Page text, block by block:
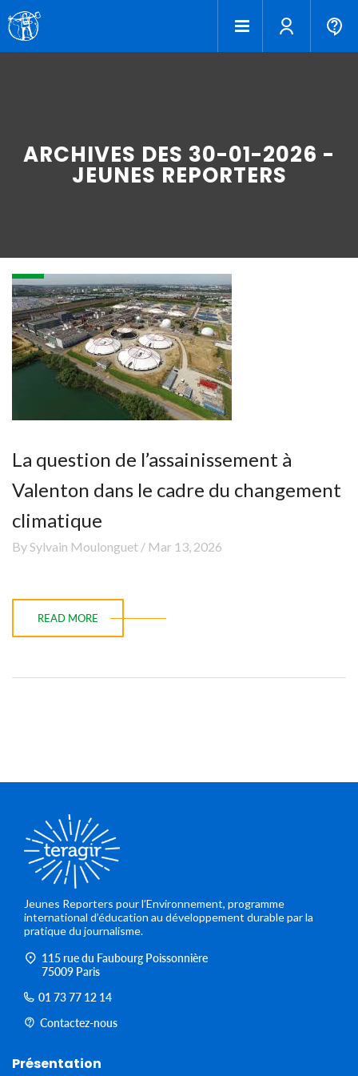
ARCHIVES DES 30-01-2026 -
JEUNES REPORTERS
La question de l’assainissement à
Valenton dans le cadre du changement
climatique
By Sylvain Moulonguet / Mar 13, 2026
READ MORE
Jeunes Reporters pour l’Environnement, programme
international d’éducation au développement durable par la
pratique du journalisme.
115 rue du Faubourg Poissonnière
75009 Paris
01 73 77 12 14
Contactez-nous
Présentation